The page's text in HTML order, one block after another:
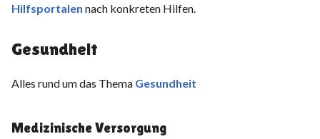
Hilfsportalen nach konkreten Hilfen.
Gesundheit
Alles rund um das Thema Gesundheit
Medizinische Versorgung